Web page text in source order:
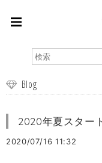
Blog
2020年夏スター
2020/07/16 11:32